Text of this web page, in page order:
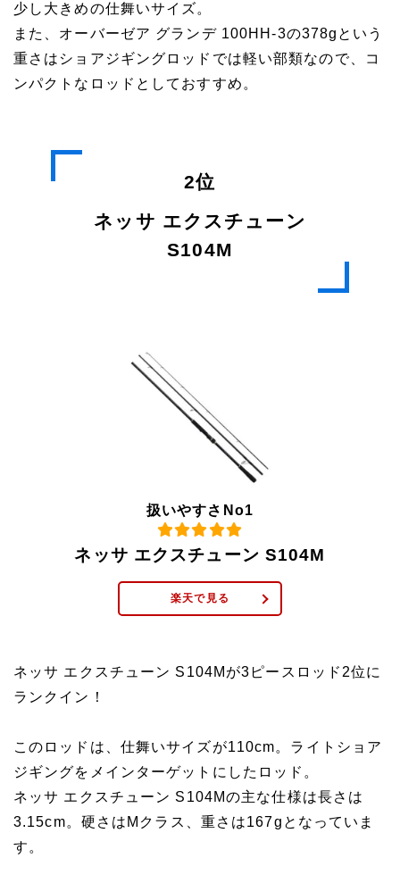
少し大きめの仕舞いサイズ。
また、オーバーゼア グランデ 100HH-3の378gという
重さはショアジギングロッドでは軽い部類なので、コ
ンパクトなロッドとしておすすめ。
2位
ネッサ エクスチューン
S104M
扱いやすさNo1
ネッサ エクスチューン S104M
楽天で見る
ネッサ エクスチューン S104Mが3ピースロッド2位に
ランクイン！
このロッドは、仕舞いサイズが110cm。ライトショア
ジギングをメインターゲットにしたロッド。
ネッサ エクスチューン S104Mの主な仕様は長さは
3.15cm。硬さはMクラス、重さは167gとなっていま
す。